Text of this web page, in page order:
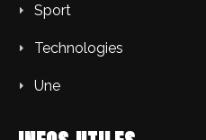
Sport
Technologies
Une